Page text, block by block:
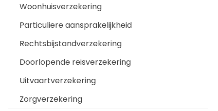
Woonhuisverzekering
Particuliere aansprakelijkheid
Rechtsbijstandverzekering
Doorlopende reisverzekering
Uitvaartverzekering
Zorgverzekering